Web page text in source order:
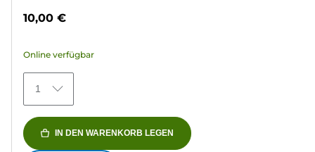
5
372
Bewertungen
10,00 €
Online verfügbar
1
IN DEN WARENKORB LEGEN